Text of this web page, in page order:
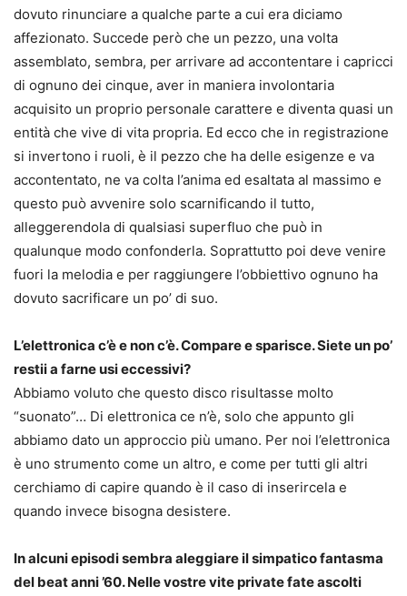
dovuto rinunciare a qualche parte a cui era diciamo
affezionato. Succede però che un pezzo, una volta
assemblato, sembra, per arrivare ad accontentare i capricci
di ognuno dei cinque, aver in maniera involontaria
acquisito un proprio personale carattere e diventa quasi un
entità che vive di vita propria. Ed ecco che in registrazione
si invertono i ruoli, è il pezzo che ha delle esigenze e va
accontentato, ne va colta l’anima ed esaltata al massimo e
questo può avvenire solo scarnificando il tutto,
alleggerendola di qualsiasi superfluo che può in
qualunque modo confonderla. Soprattutto poi deve venire
fuori la melodia e per raggiungere l’obbiettivo ognuno ha
dovuto sacrificare un po’ di suo.
L’elettronica c’è e non c’è. Compare e sparisce. Siete un po’
restii a farne usi eccessivi?
Abbiamo voluto che questo disco risultasse molto
“suonato”… Di elettronica ce n’è, solo che appunto gli
abbiamo dato un approccio più umano. Per noi l’elettronica
è uno strumento come un altro, e come per tutti gli altri
cerchiamo di capire quando è il caso di inserircela e
quando invece bisogna desistere.
In alcuni episodi sembra aleggiare il simpatico fantasma
del beat anni ’60. Nelle vostre vite private fate ascolti